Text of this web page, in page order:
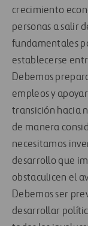
crecimiento
personas a salir
fundamentales
establecerse
Debemos
empleos y
transición hacia
de manera
necesitamos
desarrollo que
obstaculicen el
Debemos ser
desarrollar